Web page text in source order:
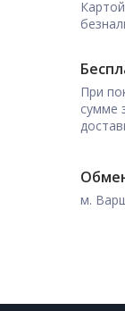
При
сумме
м.